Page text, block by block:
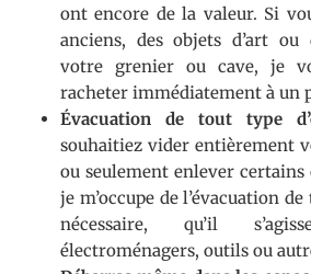
ont encore de la valeur. Si
anciens, des objets d’art ou
votre grenier ou cave, je
racheter immédiatement à un
Évacuation de tout type
souhaitiez vider entièrement
ou seulement enlever certains
je m’occupe de l’évacuation
nécessaire, qu’il
électroménagers, outils ou